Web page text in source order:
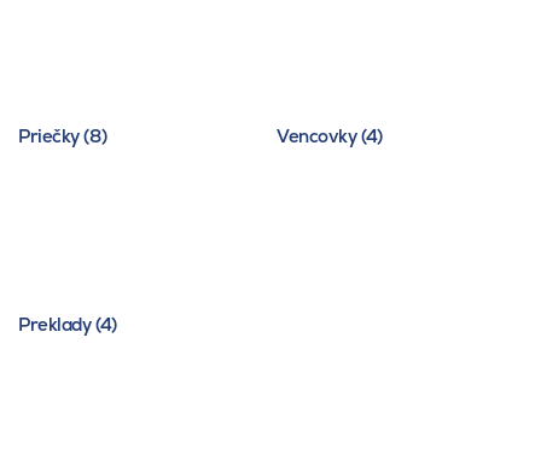
Priečky (8) Vencovky (4)
Preklady (4)